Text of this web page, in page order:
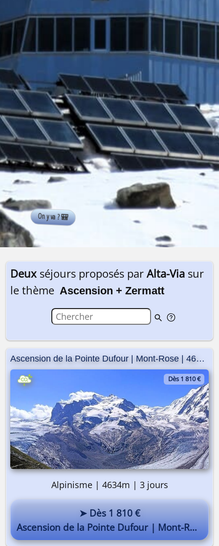
On y va ? 🎒
Deuxséjours proposés par Alta-Via sur
le thème Ascension + Zermatt
Ascension de la Pointe Dufour | Mont-Rose | 4634m
Dès 1 810 €
Alpinisme | 4634m | 3 jours
➤ Dès 1 810 €
Ascension de la Pointe Dufour | Mont-Rose | 4634m